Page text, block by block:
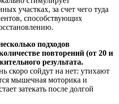
участках, за счет чего туда
способствующих
подходов
повторений (от 20 и
результата.
скоро сойдут на нет: утихают
мышечная моторика и
затекать после долгой